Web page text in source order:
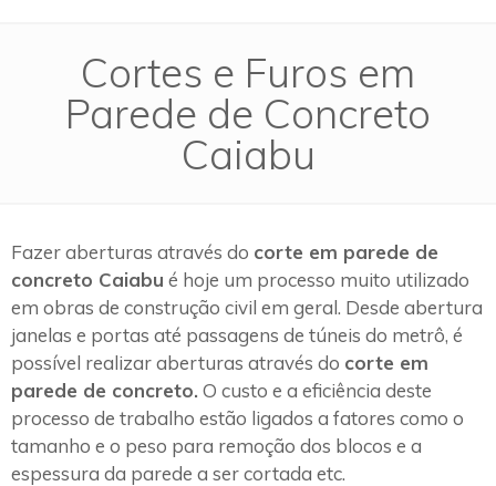
Cortes e Furos em
Parede de Concreto
Caiabu
Fazer aberturas através do corte em parede de
concreto Caiabu é hoje um processo muito utilizado
em obras de construção civil em geral. Desde abertura
janelas e portas até passagens de túneis do metrô, é
possível realizar aberturas através do corte em
parede de concreto. O custo e a eficiência deste
processo de trabalho estão ligados a fatores como o
tamanho e o peso para remoção dos blocos e a
espessura da parede a ser cortada etc.